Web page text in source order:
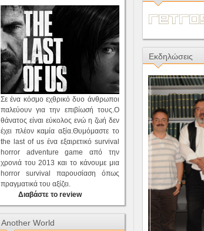
Σε ένα κόσμο εχθρικό δυο άνθρωποι
παλεύουν για την επιβίωσή τους.Ο
θάνατος είναι εύκολος ενώ η ζωή δεν
έχει πλέον καμία αξία.Θυμόμαστε το
the last of us ένα εξαιρετικό survival
horror adventure game από την
χρονιά του 2013 και το κάνουμε μια
horror survival παρουσίαση όπως
πραγματικά του αξίζει.
Διαβάστε το review
Another World
Εκδηλώσεις